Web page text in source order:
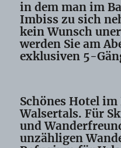
in dem man im
Imbiss zu sich
kein Wunsch
werden Sie am
exklusiven 5-
Schönes Hotel im
Walsertals. Für
und
unzähligen